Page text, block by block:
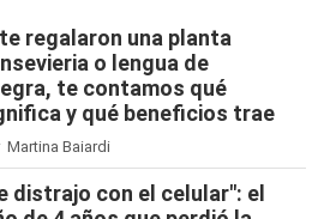
regalaron una planta
o lengua de
te contamos qué
y qué beneficios trae
Martina Baiardi
distrajo con el celular": el